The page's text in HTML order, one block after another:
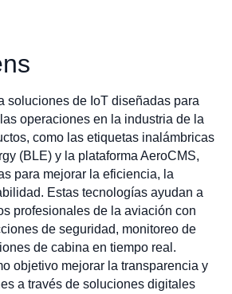
soluciones de IoT diseñadas para
operaciones en la industria de la
como las etiquetas inalámbricas
(BLE) y la plataforma AeroCMS,
para mejorar la eficiencia, la
Estas tecnologías ayudan a
profesionales de la aviación con
de seguridad, monitoreo de
de cabina en tiempo real.
objetivo mejorar la transparencia y
a través de soluciones digitales